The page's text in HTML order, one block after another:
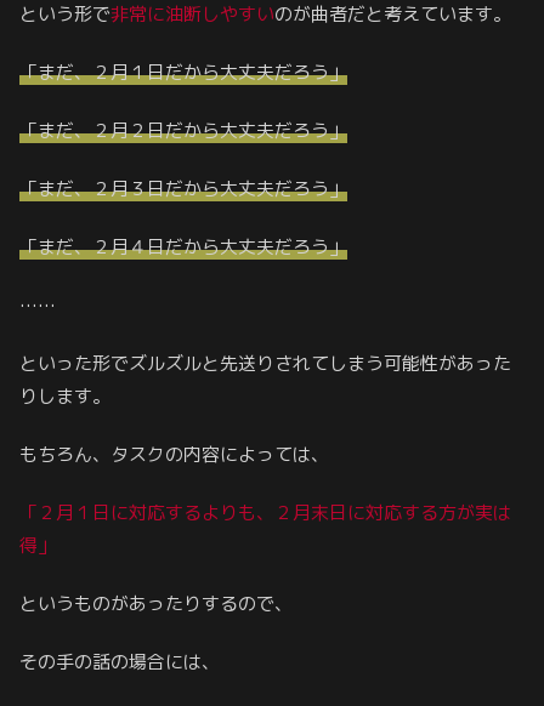
という形で非常に油断しやすいのが曲者だと考えています。
「まだ、２月１日だから大丈夫だろう」
「まだ、２月２日だから大丈夫だろう」
「まだ、２月３日だから大丈夫だろう」
「まだ、２月４日だから大丈夫だろう」
……
といった形でズルズルと先送りされてしまう可能性があった
りします。
もちろん、タスクの内容によっては、
「２月１日に対応するよりも、２月末日に対応する方が実は
得」
というものがあったりするので、
その手の話の場合には、